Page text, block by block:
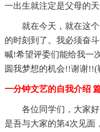
一出生就注定是父母的
就在今天，就在这
的时刻到了。我必须奋
喊!希望评委们能给我一
圆我梦想的机会!!谢谢!!(
一分钟文艺的自我介绍
各位同学们，大家
是吾与大家的第4次见面